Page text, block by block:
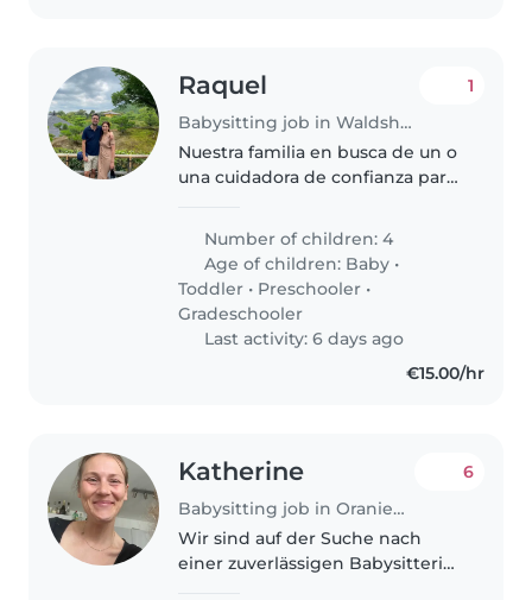
Raquel
Babysitting job in Waldshut-Tiengen
1
Nuestra familia en busca de un o
una cuidadora de confianza para
hasta niños en edad escolar. Son
niños energéticos, curiosos y
amistosos. Preferimos..
Number of children: 4
Age of children: Baby •
Toddler • Preschooler •
Gradeschooler
Last activity: 6 days ago
€15.00/hr
Katherine
Babysitting job in Oranienburg
6
Wir sind auf der Suche nach
einer zuverlässigen Babysitterin,